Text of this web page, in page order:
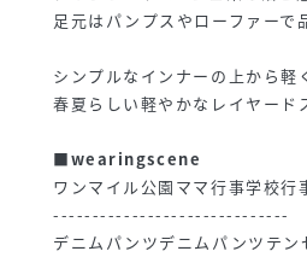
足元はパンプスやローファーで
シンプルなインナーの上から軽
春夏らしい軽やかなレイヤード
■wearingscene
ワンマイル公園ママ行事学校
------------------------------
デニムパンツデニムパンツテ